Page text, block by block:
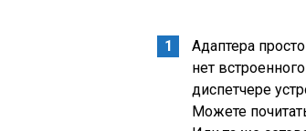
Адаптера
нет
диспетчере
Можете